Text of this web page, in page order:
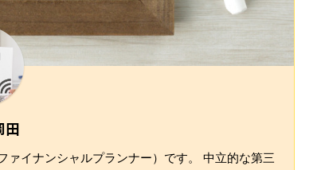
田
ァイナンシャルプランナー）です。 中立的な第三